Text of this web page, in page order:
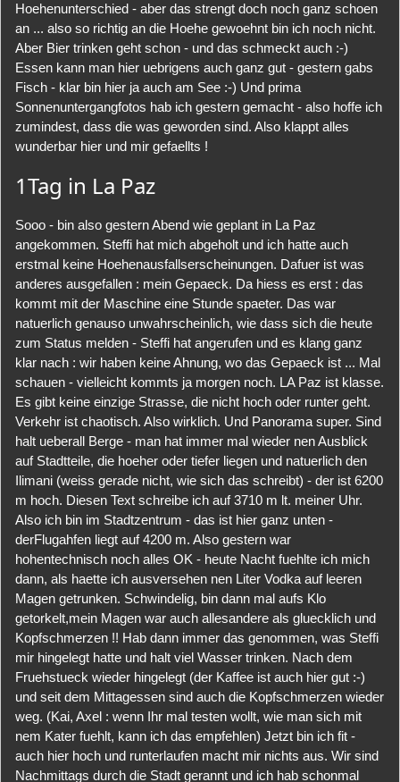
Hoehenunterschied - aber das strengt doch noch ganz schoen
an ... also so richtig an die Hoehe gewoehnt bin ich noch nicht.
Aber Bier trinken geht schon - und das schmeckt auch :-)
Essen kann man hier uebrigens auch ganz gut - gestern gabs
Fisch - klar bin hier ja auch am See :-) Und prima
Sonnenuntergangfotos hab ich gestern gemacht - also hoffe ich
zumindest, dass die was geworden sind. Also klappt alles
wunderbar hier und mir gefaellts !
1Tag in La Paz
Sooo - bin also gestern Abend wie geplant in La Paz
angekommen. Steffi hat mich abgeholt und ich hatte auch
erstmal keine Hoehenausfallserscheinungen. Dafuer ist was
anderes ausgefallen : mein Gepaeck. Da hiess es erst : das
kommt mit der Maschine eine Stunde spaeter. Das war
natuerlich genauso unwahrscheinlich, wie dass sich die heute
zum Status melden - Steffi hat angerufen und es klang ganz
klar nach : wir haben keine Ahnung, wo das Gepaeck ist ... Mal
schauen - vielleicht kommts ja morgen noch. LA Paz ist klasse.
Es gibt keine einzige Strasse, die nicht hoch oder runter geht.
Verkehr ist chaotisch. Also wirklich. Und Panorama super. Sind
halt ueberall Berge - man hat immer mal wieder nen Ausblick
auf Stadtteile, die hoeher oder tiefer liegen und natuerlich den
Ilimani (weiss gerade nicht, wie sich das schreibt) - der ist 6200
m hoch. Diesen Text schreibe ich auf 3710 m lt. meiner Uhr.
Also ich bin im Stadtzentrum - das ist hier ganz unten -
derFlugahfen liegt auf 4200 m. Also gestern war
hohentechnisch noch alles OK - heute Nacht fuehlte ich mich
dann, als haette ich ausversehen nen Liter Vodka auf leeren
Magen getrunken. Schwindelig, bin dann mal aufs Klo
getorkelt,mein Magen war auch allesandere als gluecklich und
Kopfschmerzen !! Hab dann immer das genommen, was Steffi
mir hingelegt hatte und halt viel Wasser trinken. Nach dem
Fruehstueck wieder hingelegt (der Kaffee ist auch hier gut :-)
und seit dem Mittagessen sind auch die Kopfschmerzen wieder
weg. (Kai, Axel : wenn Ihr mal testen wollt, wie man sich mit
nem Kater fuehlt, kann ich das empfehlen) Jetzt bin ich fit -
auch hier hoch und runterlaufen macht mir nichts aus. Wir sind
Nachmittags durch die Stadt gerannt und ich hab schonmal